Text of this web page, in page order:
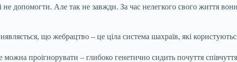
допомогти. Але так не завжди. За час нелегкого свого життя
що жебрацтво – це ціла система шахраїв, які
проігнорувати – глибоко генетично сидить почуття